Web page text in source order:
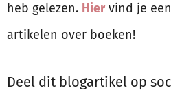
heb gelezen. Hier vind je
artikelen over boeken!
Deel dit blogartikel op